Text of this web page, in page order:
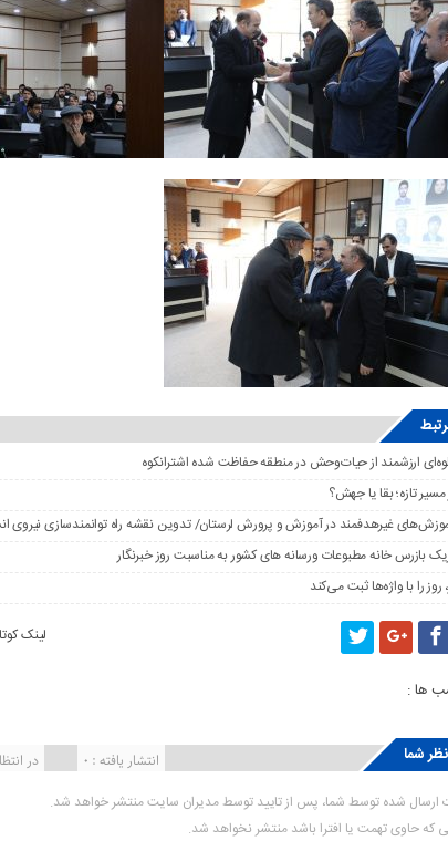
ارزشمند از حیات‌وحش در منطقه حفاظت شده اشترانکوه
مسیر تازه؛ بقا یا جهش؟
غیرهدفمند در آموزش و پرورش لرستان/ تدوین نقشه راه توانمندسازی نیروی
بازرس خانه مطبوعات ورسانه های کشور به مناسبت روز خبرنگار
روز را با واژه‌ها ثبت می‌کند
لینک
ها :
شما در انتشار یافته : ۰
ارسال شده توسط شما، پس از تایید توسط مدیران سایت منتشر خواهد شد.
که حاوی تهمت یا افترا باشد منتشر نخواهد شد.